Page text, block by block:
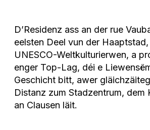
D’Residenz ass an der rue
eelsten Deel vun der
UNESCO-Weltkulturierwen, a
enger Top-Lag, déi e
Geschicht bitt, awer
Distanz zum Stadzentrum, dem
an Clausen läit.